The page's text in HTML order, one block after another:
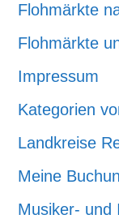
Flohmärkte
Flohmärkte
Impressum
Kategorien
Landkreise
Meine
Musiker- und